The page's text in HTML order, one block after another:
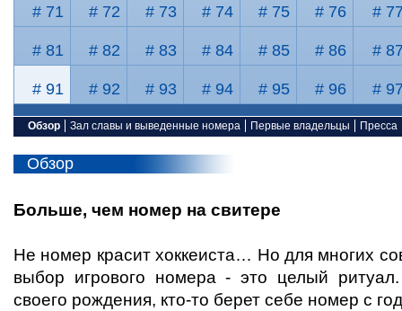
# 71 # 72 # 73 # 74 # 75 # 76 #
# 81 # 82 # 83 # 84 # 85 # 86 #
# 91 # 92 # 93 # 94 # 95 # 96 #
Обзор
Обзор
Больше, чем номер на свитере
Не номер красит хоккеиста… Но для многих
выбор игрового номера - это целый
своего рождения, кто-то берет себе номер с
Зал славы и выведенные номера Первые владельцы Пресса